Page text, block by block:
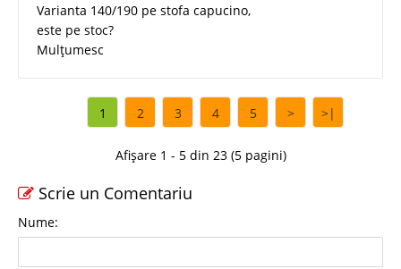
Varianta 140/190 pe stofa capucino,
este pe stoc?
Mulțumesc
1 2 3 4 5 > >|
Afișare 1 - 5 din 23 (5 pagini)
Scrie un Comentariu
Nume: